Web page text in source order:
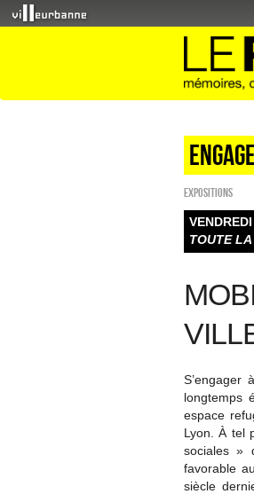
EXPOSITIONS
TOUTE
longtemps
espace
Lyon. À tel
sociales »
favorable
siècle